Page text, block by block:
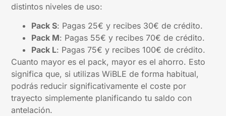
distintos niveles de uso:
Pack S: Pagas 25€ y recibes 30€ de crédito.
Pack M: Pagas 55€ y recibes 70€ de crédito.
Pack L: Pagas 75€ y recibes 100€ de crédito.
Cuanto mayor es el pack, mayor es el ahorro. Esto
significa que, si utilizas WiBLE de forma habitual,
podrás reducir significativamente el coste por
trayecto simplemente planificando tu saldo con
antelación.